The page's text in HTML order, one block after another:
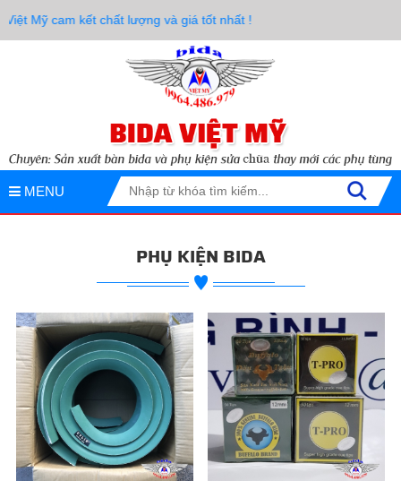
cam kết chất lượng và giá tốt nhất !
MENU
PHỤ KIỆN BIDA